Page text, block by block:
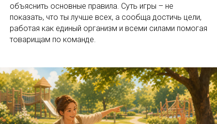
объяснить основные правила. Суть игры – не
показать, что ты лучше всех, а сообща достичь цели,
работая как единый организм и всеми силами помогая
товарищам по команде.